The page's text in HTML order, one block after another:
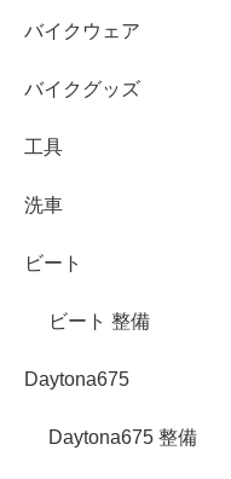
バイクウェア
バイクグッズ
工具
洗車
ビート
ビート 整備
Daytona675
Daytona675 整備